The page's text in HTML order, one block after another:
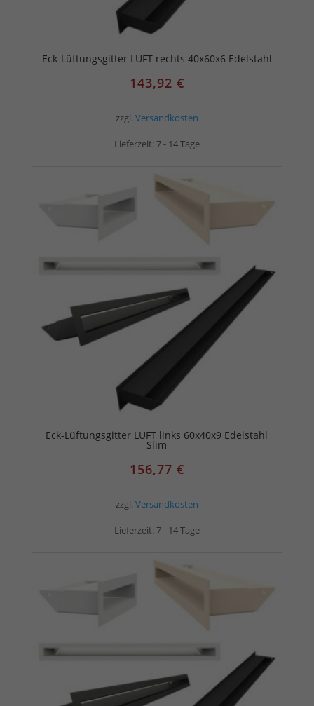
Eck-Lüftungsgitter LUFT rechts 40x60x6 Edelstahl
143,92 €
zzgl. Versandkosten
Lieferzeit: 7 - 14 Tage
Eck-Lüftungsgitter LUFT links 60x40x9 Edelstahl
Slim
156,77 €
zzgl. Versandkosten
Lieferzeit: 7 - 14 Tage